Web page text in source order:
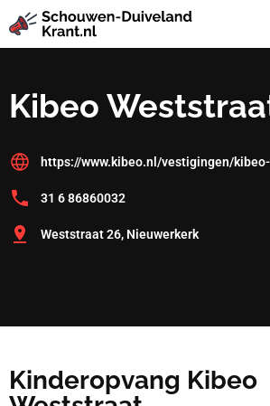
Kibeo
https://www.kibeo.nl/vestigingen/
31 6 86860032
Weststraat 26, Nieuwerkerk
Kinderopvang Kibeo